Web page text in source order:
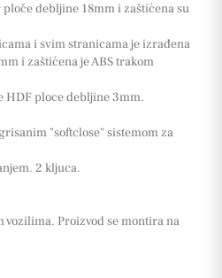
debljine 18mm i zaštićena su
i svim stranicama je izrađena
i zaštićena je ABS trakom
HDF ploce debljine 3mm.
"softclose" sistemom za
2 kljuca.
vozilima. Proizvod se montira na